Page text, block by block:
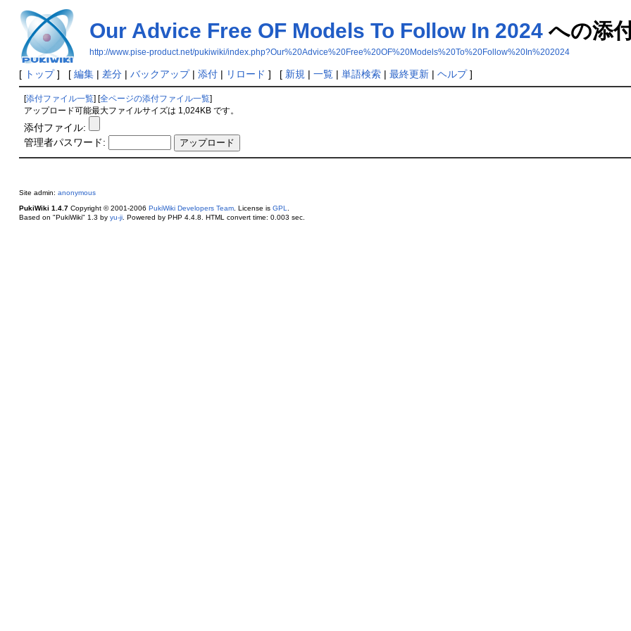
Our Advice Free OF Models To Follow In 2024への添
http://www.pise-product.net/pukiwiki/index.php?Our%20Advice%20Free%20OF%20Models%20To%20Follow%20In%202024
[ トップ] [ 編集| 差分| バックアップ| 添付| リロード ] [ 新規 | 一覧| 単語検索| 最終更新| ヘルプ]
[添付ファイル一覧 ] [全ページの添付ファイル一覧
アップロード可能最大ファイルサイズは 1,024KB です。
添付ファイル:
管理者パスワード:
Site admin: anonymous
PukiWiki 1.4.7Copyright © 2001-2006 PukiWiki Developers Team. License is GPL
Based on "PukiWiki" 1.3 by yu-ji. Powered by PHP 4.4.8. HTML convert time: 0.003 sec.